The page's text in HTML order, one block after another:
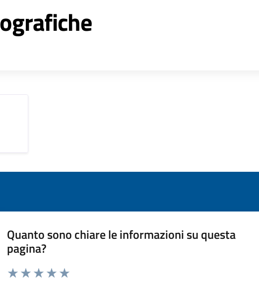
Quanto sono chiare le informazioni su questa
pagina?
Valuta da 1 a 5 stelle la pagina